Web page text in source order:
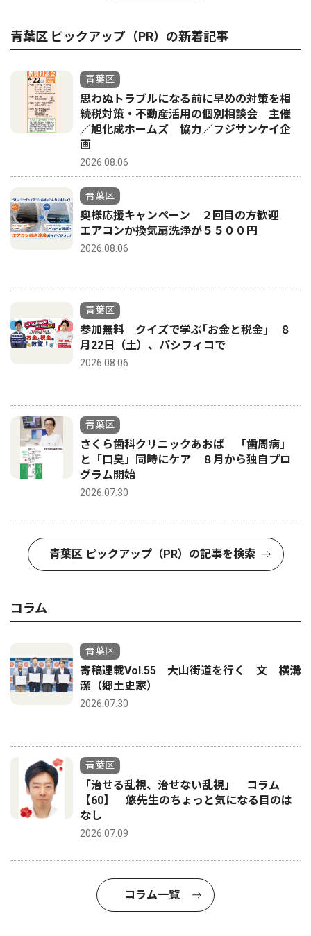
青葉区 ピックアップ（PR）の新着記事
青葉区
思わぬトラブルになる前に早めの対策を相
続税対策・不動産活用の個別相談会 主催
／旭化成ホームズ 協力／フジサンケイ企
画
2026.08.06
青葉区
奥様応援キャンペーン ２回目の方歓迎
エアコンか換気扇洗浄が５５００円
2026.08.06
青葉区
参加無料 クイズで学ぶ｢お金と税金｣ ８
月22日（土）、パシフィコで
2026.08.06
青葉区
さくら歯科クリニックあおば 「歯周病」
と「口臭」同時にケア ８月から独自プロ
グラム開始
2026.07.30
青葉区 ピックアップ（PR）の記事を検索
コラム
青葉区
寄稿連載Vol.55 大山街道を行く 文 横溝
潔（郷土史家）
2026.07.30
青葉区
「治せる乱視、治せない乱視」 コラム
【60】 悠先生のちょっと気になる目のは
なし
2026.07.09
コラム一覧